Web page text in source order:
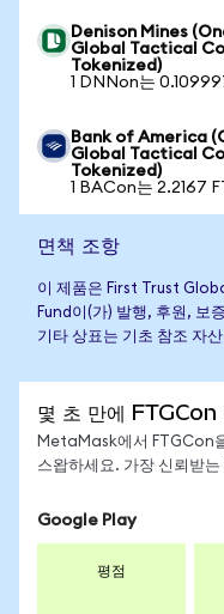
Denison Mines
Global Tactical
Tokenized)
1 DNNon는
Bank of America
Global Tactical
Tokenized)
1 BACon는 2.2167
면책 조항
이 제품은 First Trust
Fund이(가) 발행, 후원, 보
기타 상표는 기초 참조 자
몇 초 만에 FTGCon
MetaMask에서 FTGCon
스왑하세요. 가장 신뢰받
Google Play
평점